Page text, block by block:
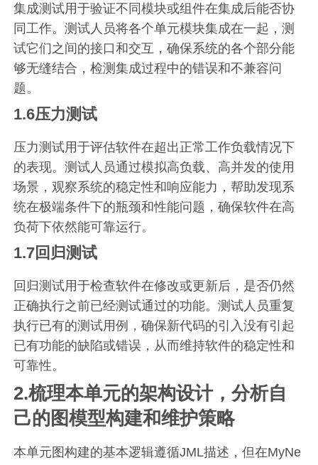
集成测试用于验证不同模块或组件在集成后能否协
同工作。测试人员将各个单元模块集成在一起，测
试它们之间的接口和交互，确保系统的各个部分能
够无缝结合，检测集成过程中的错误和不兼容问
题。
1.6压力测试
压力测试用于评估软件在超出正常工作负载情况下
的表现。测试人员通过模拟高负载、高并发的使用
场景，观察系统的稳定性和响应能力，帮助发现系
统在极端条件下的瓶颈和性能问题，确保软件在高
负荷下依然能可靠运行。
1.7回归测试
回归测试用于检查软件在修改或更新后，是否仍然
正确执行之前已经测试通过的功能。测试人员重复
执行已有的测试用例，确保新代码的引入没有引起
已有功能的缺陷或错误，从而维持软件的稳定性和
可靠性。
2.梳理本单元的架构设计，分析自
己的图模型构建和维护策略
本单元图构建的基本逻辑遵循JML描述，但在MyNe